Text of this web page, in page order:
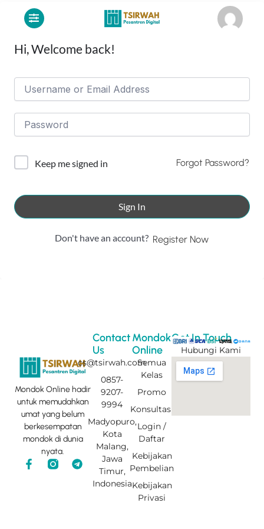
Hi, Welcome back!
Keep me signed in Forgot Password?
Sign In
Don't have an account? Register Now
Mondok Online hadir
untuk memudahkan
umat yang belum
berkesempatan
mondok di dunia
nyata.
F
a
T
e
Mondok
Online
Semua
Kelas
Promo
Konsultasi
Login /
Daftar
Kebijakan
Pembelian
Kebijakan
Privasi
Contact
Us
cs@tsirwah.com
0857-
9207-
9994
Madyopuro,
Kota
Malang,
Jawa
Timur,
Indonesia
Get In Touch
Hubungi Kami